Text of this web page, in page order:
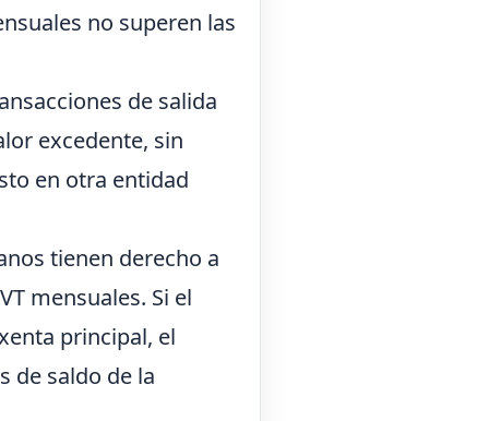
no superen las
de salida
excedente, sin
en otra entidad
tienen derecho a
mensuales. Si el
principal, el
de saldo de la